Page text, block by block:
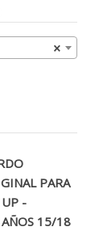
×
PARA
-
AÑOS 15/18